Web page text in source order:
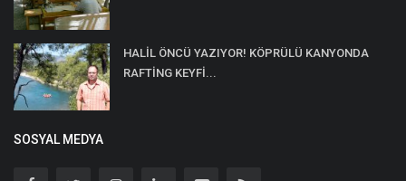
HALİL ÖNCÜ YAZIYOR! KÖPRÜLÜ KANYONDA
RAFTİNG KEYFİ...
SOSYAL MEDYA